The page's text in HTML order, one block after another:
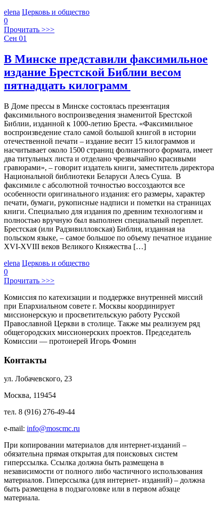
elena Церковь и общество
0
Прочитать >>>
Сен 01
В Минске представили факсимильное
издание Брестской Библии весом
пятнадцать килограмм
В Доме прессы в Минске состоялась презентация
факсимильного воспроизведения знаменитой Брестской
Библии, изданной к 1000-летию Бреста. «Факсимильное
воспроизведение стало самой большой книгой в истории
отечественной печати – издание весит 15 килограммов и
насчитывает около 1500 страниц фолиантного формата, имеет
два титульных листа и отделано чрезвычайно красивыми
гравюрами», – говорит издатель книги, заместитель директора
Национальной библиотеки Беларуси Алесь Суша. В
факсимиле с абсолютной точностью воссоздаются все
особенности оригинального издания: его размеры, характер
печати, бумаги, рукописные надписи и пометки на страницах
книги. Специально для издания по древним технологиям и
полностью вручную был выполнен специальный переплет.
Брестская (или Радзивилловская) Библия, изданная на
польском языке, – самое большое по объему печатное издание
ХVI-ХVIІІ веков Великого Княжества […]
elena Церковь и общество
0
Прочитать >>>
Комиссия по катехизации и поддержке внутренней миссий
при Епархиальном совете г. Москвы координирует
миссионерскую и просветительскую работу Русской
Православной Церкви в столице. Также мы реализуем ряд
общегородских миссионерских проектов. Председатель
Комиссии — протоиерей Игорь Фомин
Контакты
ул. Лобачевского, 23
Москва, 119454
тел. 8 (916) 276-49-44
e-mail: info@moscmc.ru
При копировании материалов для интернет-изданий –
обязательна прямая открытая для поисковых систем
гиперссылка. Ссылка должна быть размещена в
независимости от полного либо частичного использования
материалов. Гиперссылка (для интернет- изданий) – должна
быть размещена в подзаголовке или в первом абзаце
материала.